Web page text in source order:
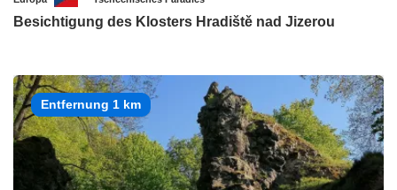
Besichtigung des Klosters Hradiště nad Jizerou
Entfernung 1 km